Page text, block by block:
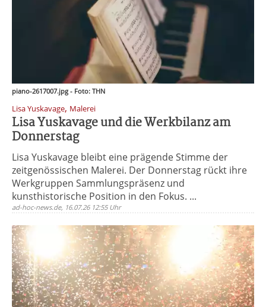
piano-2617007.jpg - Foto: THN
Lisa Yuskavage, Malerei
Lisa Yuskavage und die Werkbilanz am
Donnerstag
Lisa Yuskavage bleibt eine prägende Stimme der
zeitgenössischen Malerei. Der Donnerstag rückt ihre
Werkgruppen Sammlungspräsenz und
kunsthistorische Position in den Fokus. ...
ad-hoc-news.de, 16.07.26 12:55 Uhr